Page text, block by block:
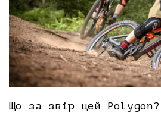
Що за звір цей Polygon?